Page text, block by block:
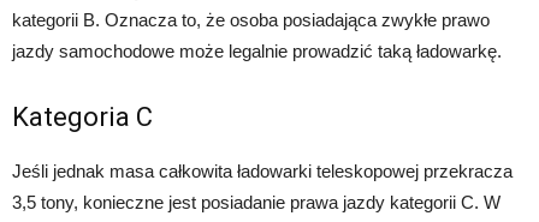
kategorii B. Oznacza to, że osoba posiadająca zwykłe prawo
jazdy samochodowe może legalnie prowadzić taką ładowarkę.
Kategoria C
Jeśli jednak masa całkowita ładowarki teleskopowej przekracza
3,5 tony, konieczne jest posiadanie prawa jazdy kategorii C. W